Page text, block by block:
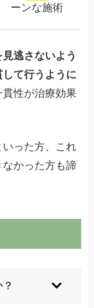
ーンな施術
逃さないよう
て行うように
性が治療効果
った方、これ
かった方も諦